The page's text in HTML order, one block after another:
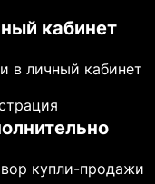
кабинет
в личный кабинет
купли-продажи